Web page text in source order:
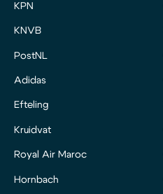
KPN
KNVB
PostNL
Adidas
Efteling
Kruidvat
Royal Air Maroc
Hornbach